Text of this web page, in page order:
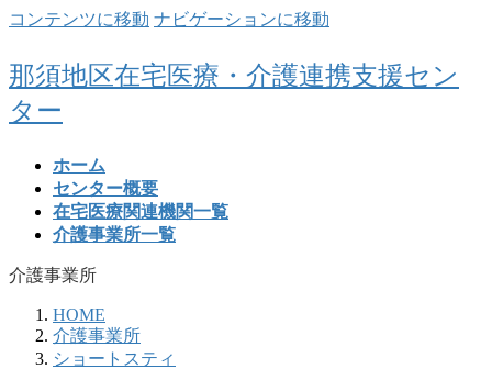
コンテンツに移動 ナビゲーションに移動
那須地区在宅医療・介護連携支援セン
ター
ホーム
センター概要
在宅医療関連機関一覧
介護事業所一覧
介護事業所
HOME
介護事業所
ショートスティ